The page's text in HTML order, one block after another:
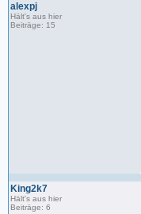
alexpj
Hält's aus hier
Beiträge: 15
King2k7
Hält's aus hier
Beiträge: 6